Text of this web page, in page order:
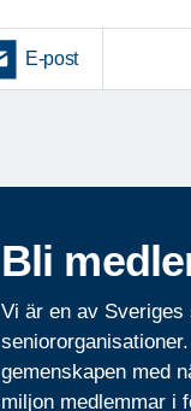
E-post
Bli
Vi är en av Sveriges
gemenskapen med
miljon medlemmar i